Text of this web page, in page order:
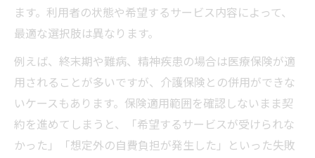
ます。利用者の状態や希望するサービス内容によって、
最適な選択肢は異なります。
例えば、終末期や難病、精神疾患の場合は医療保険が適
用されることが多いですが、介護保険との併用ができな
いケースもあります。保険適用範囲を確認しないまま契
約を進めてしまうと、「希望するサービスが受けられな
かった」「想定外の自費負担が発生した」といった失敗